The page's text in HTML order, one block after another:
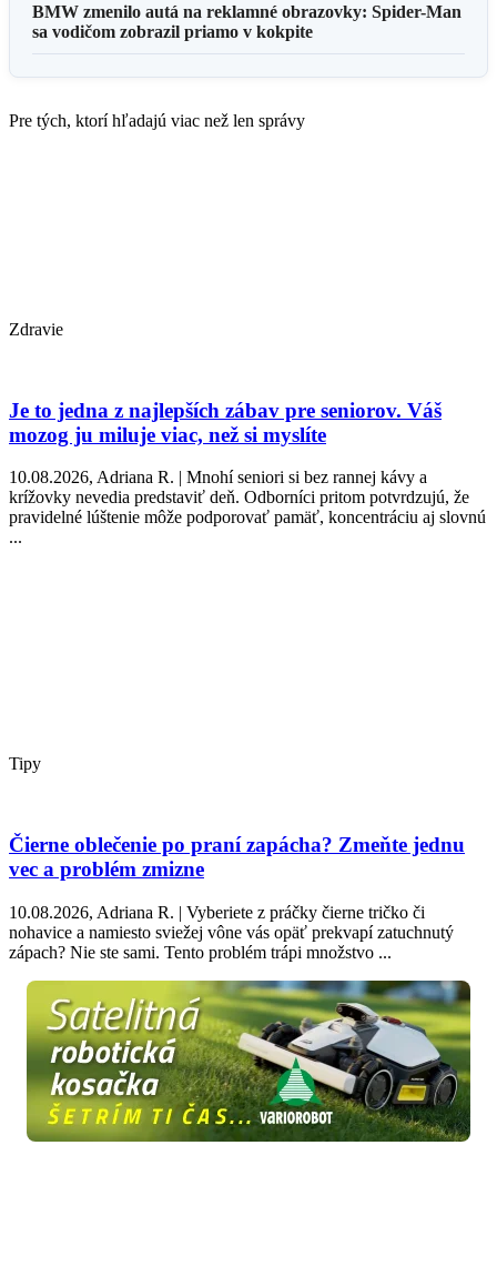
BMW zmenilo autá na reklamné obrazovky: Spider-Man
sa vodičom zobrazil priamo v kokpite
Pre tých, ktorí hľadajú viac než len správy
Zdravie
Je to jedna z najlepších zábav pre seniorov. Váš
mozog ju miluje viac, než si myslíte
10.08.2026, Adriana R. | Mnohí seniori si bez rannej kávy a
krížovky nevedia predstaviť deň. Odborníci pritom potvrdzujú, že
pravidelné lúštenie môže podporovať pamäť, koncentráciu aj slovnú
...
Tipy
Čierne oblečenie po praní zapácha? Zmeňte jednu
vec a problém zmizne
10.08.2026, Adriana R. | Vyberiete z práčky čierne tričko či
nohavice a namiesto sviežej vône vás opäť prekvapí zatuchnutý
zápach? Nie ste sami. Tento problém trápi množstvo ...